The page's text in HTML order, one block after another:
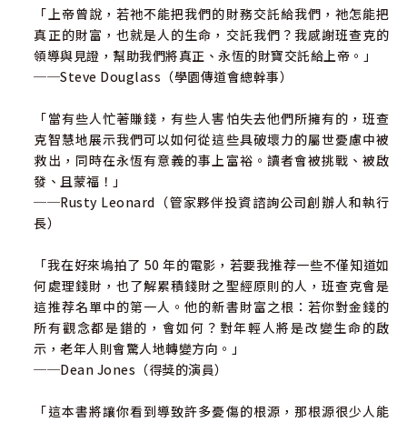
「上帝曾說，若祂不能把我們的財務交託給我們，祂怎能把
真正的財富，也就是人的生命，交託我們？我感謝班查克的
領導與見證，幫助我們將真正、永恆的財寶交託給上帝。」
──Steve Douglass（學園傳道會總幹事）
「當有些人忙著賺錢，有些人害怕失去他們所擁有的，班查
克智慧地展示我們可以如何從這些具破壞力的屬世憂慮中被
救出，同時在永恆有意義的事上富裕。讀者會被挑戰、被啟
發、且蒙福！」
──Rusty Leonard（管家夥伴投資諮詢公司創辦人和執行
長）
「我在好來塢拍了 50 年的電影，若要我推荐一些不僅知道如
何處理錢財，也了解累積錢財之聖經原則的人，班查克會是
這推荐名單中的第一人。他的新書財富之根：若你對金錢的
所有觀念都是錯的，會如何？對年輕人將是改變生命的啟
示，老年人則會驚人地轉變方向。」
──Dean Jones（得獎的演員）
「這本書將讓你看到導致許多憂傷的根源，那根源很少人能